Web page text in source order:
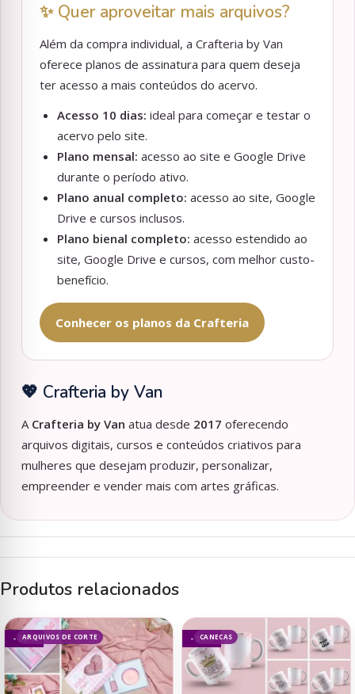
✨ Quer aproveitar mais arquivos?
Além da compra individual, a Crafteria by Van
oferece planos de assinatura para quem deseja
ter acesso a mais conteúdos do acervo.
Acesso 10 dias: ideal para começar e testar o
acervo pelo site.
Plano mensal: acesso ao site e Google Drive
durante o período ativo.
Plano anual completo: acesso ao site, Google
Drive e cursos inclusos.
Plano bienal completo: acesso estendido ao
site, Google Drive e cursos, com melhor custo-
benefício.
Conhecer os planos da Crafteria
💖 Crafteria by Van
A Crafteria by Van atua desde 2017 oferecendo
arquivos digitais, cursos e conteúdos criativos para
mulheres que desejam produzir, personalizar,
empreender e vender mais com artes gráficas.
Produtos relacionados
ARQUIVOS DE CORTE
- 60% CANECAS
- 84%